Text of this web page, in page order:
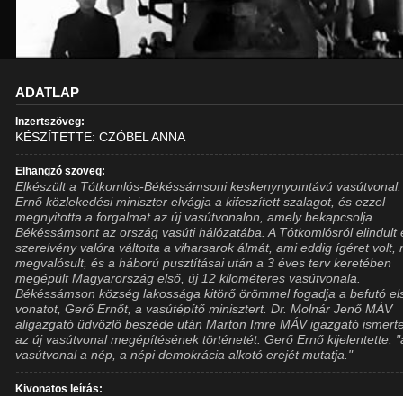
ADATLAP
Inzertszöveg:
KÉSZÍTETTE: CZÓBEL ANNA
Elhangzó szöveg:
Elkészült a Tótkomlós-Békéssámsoni keskenynyomtávú
Ernő közlekedési miniszter elvágja a kifeszített szalagot, és ezzel
megnyitotta a forgalmat az új vasútvonalon, amely bekapcsolja
Békéssámsont az ország vasúti hálózatába. A Tótkomlósról elindult
szerelvény valóra váltotta a viharsarok álmát, ami eddig ígéret volt,
megvalósult, és a háború pusztításai után a 3 éves terv keretében
megépült Magyarország első, új 12 kilométeres vasútvonala.
Békéssámson község lakossága kitörő örömmel fogadja a befutó
vonatot, Gerő Ernőt, a vasútépítő minisztert. Dr. Molnár Jenő MÁV
aligazgató üdvözlő beszéde után Marton Imre MÁV igazgató
az új vasútvonal megépítésének történetét. Gerő Ernő kijelentette:
vasútvonal a nép, a népi demokrácia alkotó erejét mutatja."
Kivonatos leírás: